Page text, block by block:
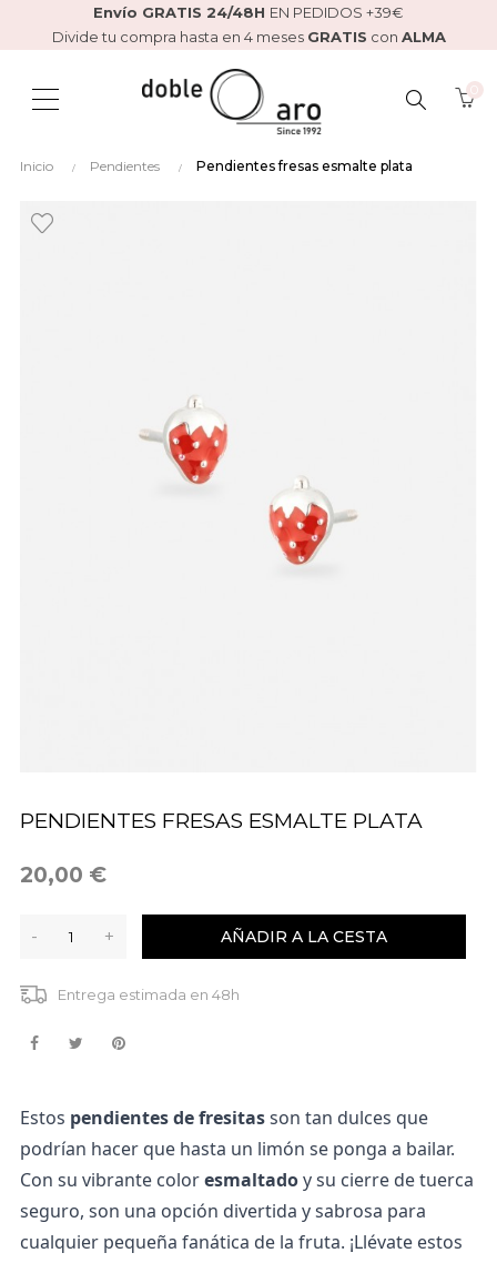
Envío GRATIS 24/48H EN PEDIDOS +39€
Divide tu compra hasta en 4 meses GRATIS con ALMA
BUSCAR
AQUÍ...
Inicio Pendientes Pendientes fresas esmalte plata
PENDIENTES FRESAS ESMALTE PLATA
20,00 €
- + AÑADIR A LA CESTA
Entrega estimada en 48h
Estos pendientes de fresitas son tan dulces que
podrían hacer que hasta un limón se ponga a bailar.
Con su vibrante color esmaltado y su cierre de tuerca
seguro, son una opción divertida y sabrosa para
cualquier pequeña fanática de la fruta. ¡Llévate estos